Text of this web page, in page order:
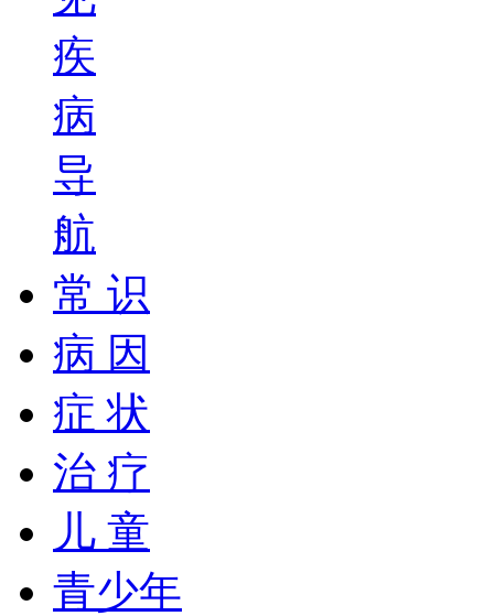
疾
病
导
航
常 识
病 因
症 状
治 疗
儿 童
青少年